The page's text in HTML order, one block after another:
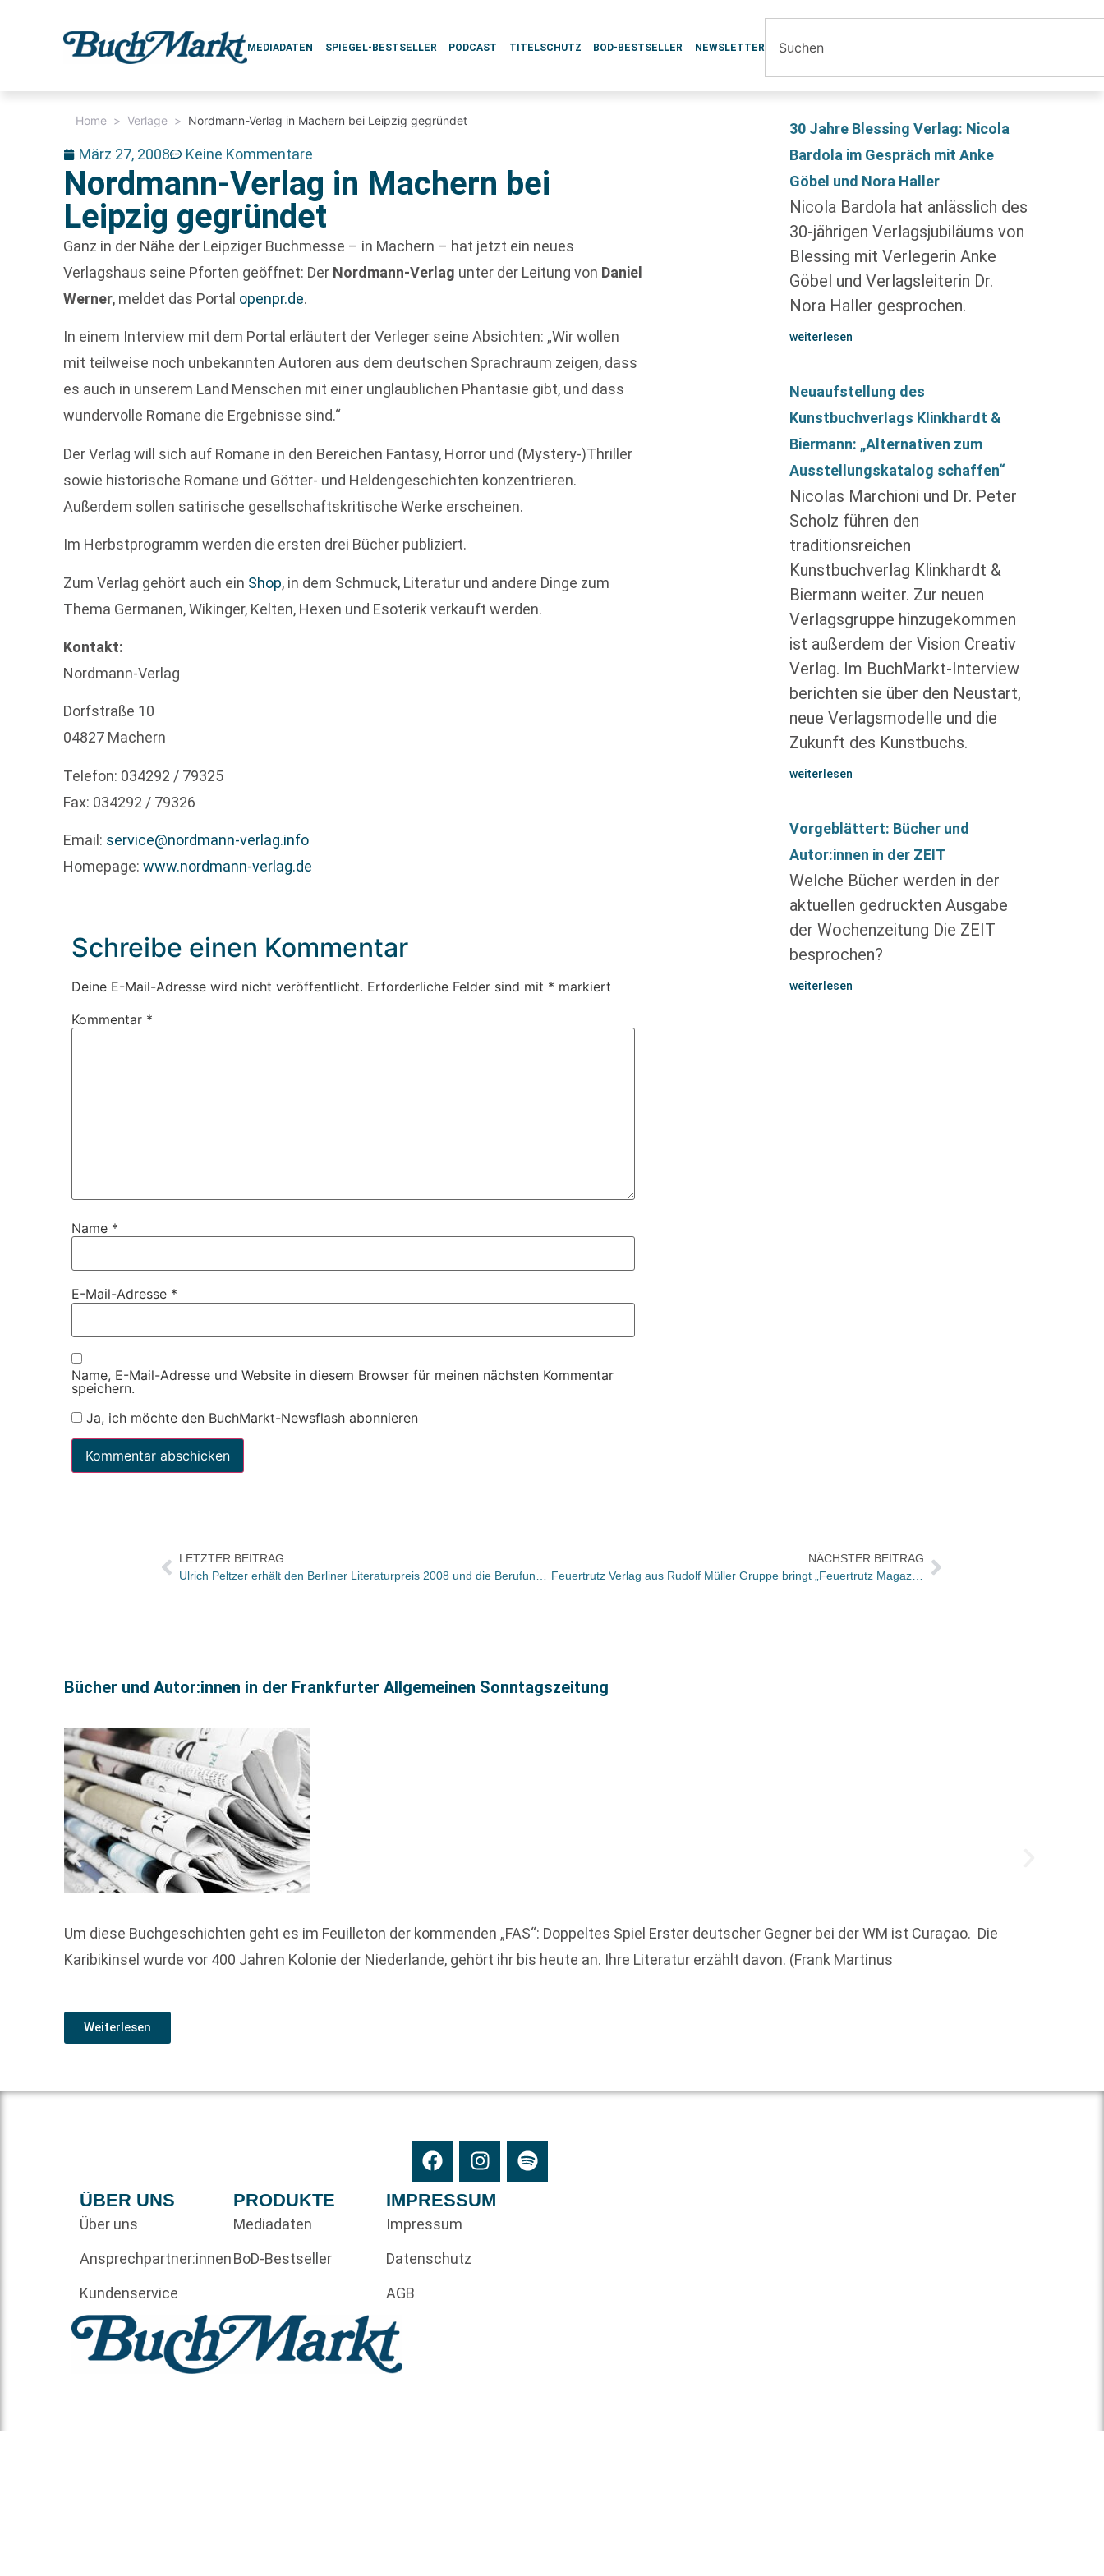
MEDIADATEN SPIEGEL-BESTSELLER PODCAST TITELSCHUTZ BOD-BESTSELLER NEWSLETTER
Home > Verlage > Nordmann-Verlag in Machern bei Leipzig gegründet
März 27, 2008 Keine Kommentare
Nordmann-Verlag in Machern bei
Leipzig gegründet
Ganz in der Nähe der Leipziger Buchmesse – in Machern – hat jetzt ein neues
Verlagshaus seine Pforten geöffnet: Der Nordmann-Verlag unter der Leitung von Daniel
Werner, meldet das Portal openpr.de.
In einem Interview mit dem Portal erläutert der Verleger seine Absichten: „Wir wollen
mit teilweise noch unbekannten Autoren aus dem deutschen Sprachraum zeigen, dass
es auch in unserem Land Menschen mit einer unglaublichen Phantasie gibt, und dass
wundervolle Romane die Ergebnisse sind.“
Der Verlag will sich auf Romane in den Bereichen Fantasy, Horror und (Mystery-)Thriller
sowie historische Romane und Götter- und Heldengeschichten konzentrieren.
Außerdem sollen satirische gesellschaftskritische Werke erscheinen.
Im Herbstprogramm werden die ersten drei Bücher publiziert.
Zum Verlag gehört auch ein Shop, in dem Schmuck, Literatur und andere Dinge zum
Thema Germanen, Wikinger, Kelten, Hexen und Esoterik verkauft werden.
Kontakt:
Nordmann-Verlag
Dorfstraße 10
04827 Machern
Telefon: 034292 / 79325
Fax: 034292 / 79326
Email: service@nordmann-verlag.info
Homepage:www.nordmann-verlag.de
Schreibe einen Kommentar
Deine E-Mail-Adresse wird nicht veröffentlicht. Erforderliche Felder sind mit * markiert
Kommentar *
Name *
E-Mail-Adresse *
Name, E-Mail-Adresse und Website in diesem Browser für meinen nächsten Kommentar
speichern.
Ja, ich möchte den BuchMarkt-Newsflash abonnieren
30 Jahre Blessing Verlag: Nicola
Bardola im Gespräch mit Anke
Göbel und Nora Haller
Nicola Bardola hat anlässlich des
30-jährigen Verlagsjubiläums von
Blessing mit Verlegerin Anke
Göbel und Verlagsleiterin Dr.
Nora Haller gesprochen.
weiterlesen
Neuaufstellung des
Kunstbuchverlags Klinkhardt &
Biermann: „Alternativen zum
Ausstellungskatalog schaffen“
Nicolas Marchioni und Dr. Peter
Scholz führen den
traditionsreichen
Kunstbuchverlag Klinkhardt &
Biermann weiter. Zur neuen
Verlagsgruppe hinzugekommen
ist außerdem der Vision Creativ
Verlag. Im BuchMarkt-Interview
berichten sie über den Neustart,
neue Verlagsmodelle und die
Zukunft des Kunstbuchs.
weiterlesen
Vorgeblättert: Bücher und
Autor:innen in der ZEIT
Welche Bücher werden in der
aktuellen gedruckten Ausgabe
der Wochenzeitung Die ZEIT
besprochen?
weiterlesen
LETZTER BEITRAG
Ulrich Peltzer erhält den Berliner Literaturpreis 2008 und die Berufung der Freien Universität Berlin auf die Heiner-Müller-Gastprofessur für deutschsprachige Poetik
NÄCHSTER BEITRAG
Feuertrutz Verlag aus Rudolf Müller Gruppe bringt „Feuertrutz Magazin“ heraus
Bücher und Autor:innen in der Frankfurter Allgemeinen Sonntagszeitung
Um diese Buchgeschichten geht es im Feuilleton der kommenden „FAS“: Doppeltes Spiel Erster deutscher Gegner bei der WM ist Curaçao. Die
Karibik­insel wurde vor 400 Jahren Kolonie der Niederlande, gehört ihr bis heute an. Ihre Literatur erzählt davon. (Frank Martinus
Weiterlesen
ÜBER UNS
Über uns
Ansprechpartner:innen
Kundenservice
PRODUKTE
Mediadaten
BoD-Bestseller
IMPRESSUM
Impressum
Datenschutz
AGB